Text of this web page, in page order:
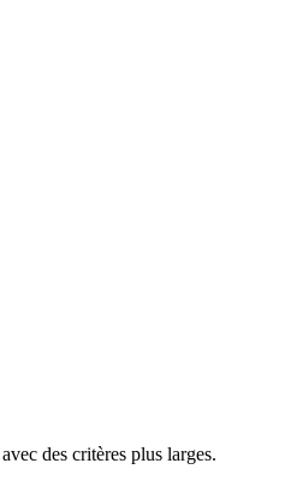
des critères plus larges.